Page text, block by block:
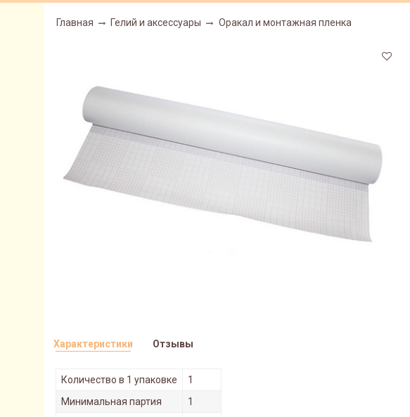
Главная Гелий и аксессуары Оракал и монтажная пленка
Характеристики
Количество в 1 упаковке
1
Минимальная партия
1
Отзывы